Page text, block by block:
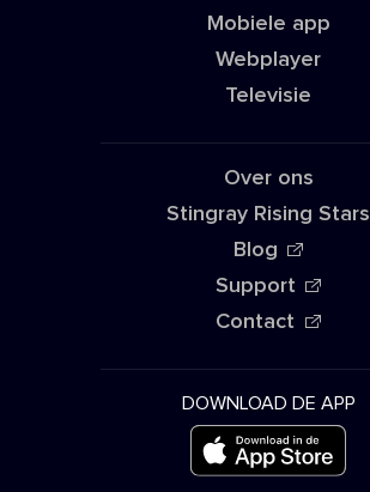
Mobiele app
Webplayer
Televisie
Over ons
Stingray Rising Stars
Blog
Support
Contact
DOWNLOAD DE APP